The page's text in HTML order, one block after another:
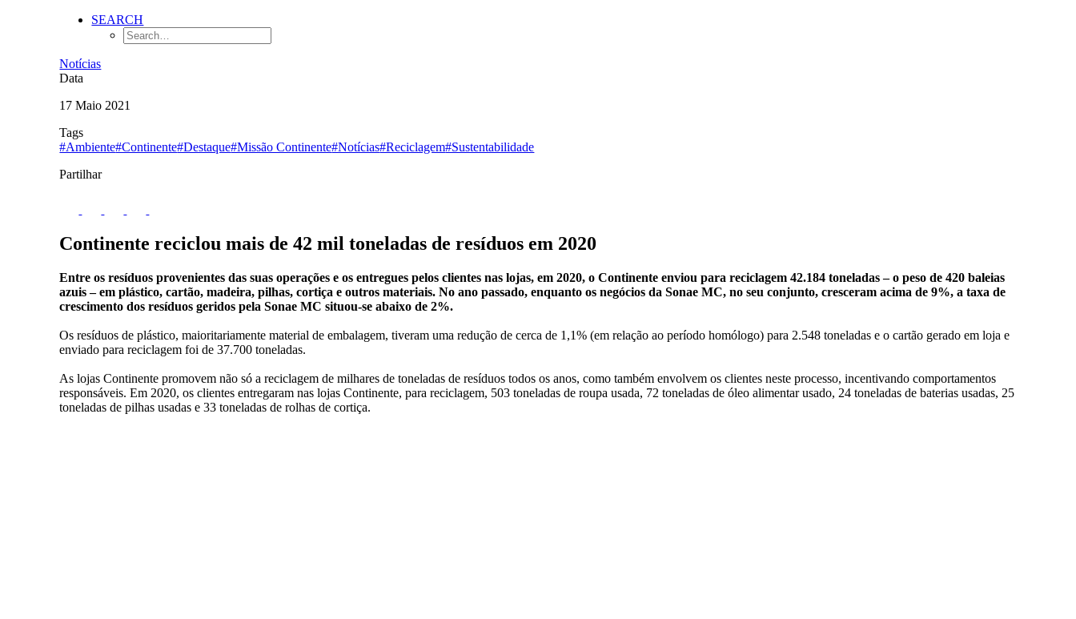
SEARCH
Notícias
Data
17 Maio 2021
Tags
#Ambiente#Continente#Destaque#Missão Continente#Notícias#Reciclagem#Sustentabilidade
Partilhar
Continente reciclou mais de 42 mil toneladas de resíduos em 2020
Entre os resíduos provenientes das suas operações e os entregues pelos clientes nas lojas, em 2020, o Continente enviou para reciclagem 42.184 toneladas – o peso de 420 baleias
azuis – em plástico, cartão, madeira, pilhas, cortiça e outros materiais. No ano passado, enquanto os negócios da Sonae MC, no seu conjunto, cresceram acima de 9%, a taxa de
crescimento dos resíduos geridos pela Sonae MC situou-se abaixo de 2%.
Os resíduos de plástico, maioritariamente material de embalagem, tiveram uma redução de cerca de 1,1% (em relação ao período homólogo) para 2.548 toneladas e o cartão gerado em loja e
enviado para reciclagem foi de 37.700 toneladas.
As lojas Continente promovem não só a reciclagem de milhares de toneladas de resíduos todos os anos, como também envolvem os clientes neste processo, incentivando comportamentos
responsáveis. Em 2020, os clientes entregaram nas lojas Continente, para reciclagem, 503 toneladas de roupa usada, 72 toneladas de óleo alimentar usado, 24 toneladas de baterias usadas, 25
toneladas de pilhas usadas e 33 toneladas de rolhas de cortiça.